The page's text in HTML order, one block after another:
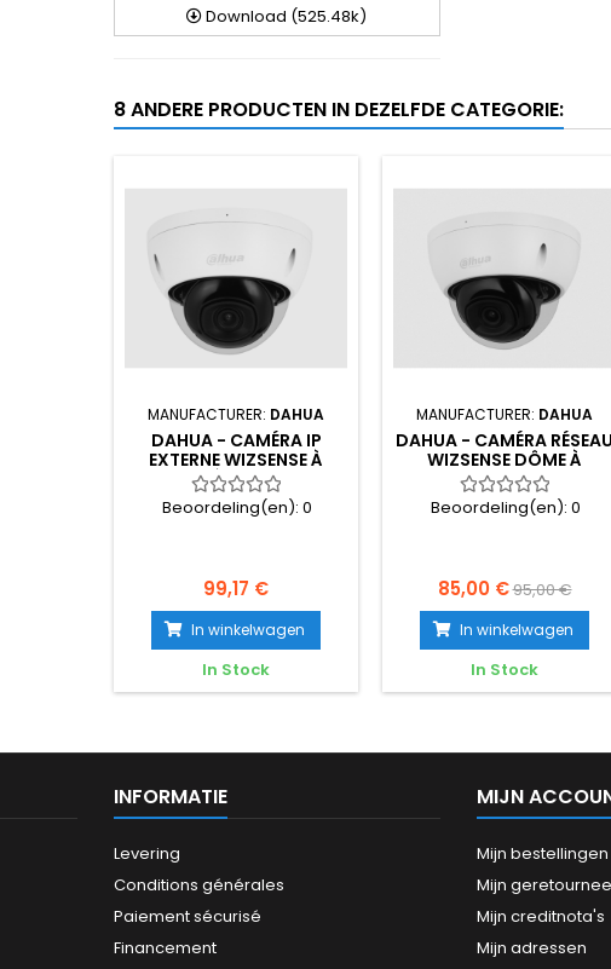
Download (525.48k)
8 ANDERE PRODUCTEN IN DEZELFDE CATEGORIE:
MANUFACTURER: DAHUA
DAHUA - CAMÉRA IP
EXTERNE WIZSENSE À
DÔME IR À FOCALE FIXE
5MP STARLIGHT WDR...
Beoordeling(en): 0
99,17 €
In winkelwagen
In Stock
MANUFACTURER: DAHUA
DAHUA - CAMÉRA RÉSEAU
WIZSENSE DÔME À
FOCALE FIXE INFRAROUGE
4 MP -...
Beoordeling(en): 0
85,00 €95,00 €
In winkelwagen
In Stock
INFORMATIE
Levering
Conditions générales
Paiement sécurisé
Financement
MIJN
Mijn bestellingen
Mijn
Mijn creditnota's
Mijn adressen